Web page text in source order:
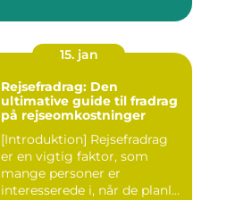
15. jan
Rejsefradrag: Den
ultimative guide til fradrag
på rejseomkostninger
[Introduktion] Rejsefradrag
er en vigtig faktor, som
mange personer er
interesserede i, når de planl...